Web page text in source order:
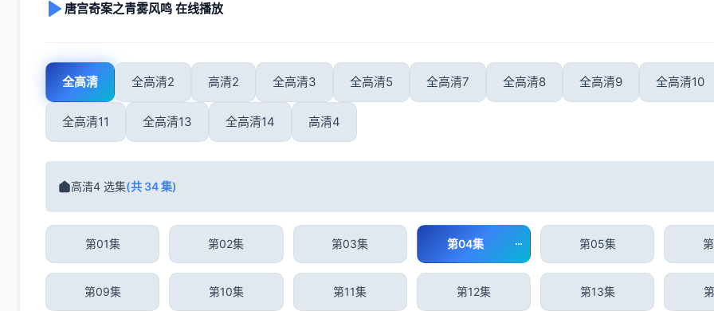
唐宫奇案之青雾风鸣 在线播放
全高清 全高清2 高清2 全高清3 全高清5 全高清7 全高清8 全高清9 全高清10
全高清11 全高清13 全高清14 高清4
高清4 选集(共 34 集)
第01集 第02集 第03集 第04集 第05集
第09集 第10集 第11集 第12集 第13集